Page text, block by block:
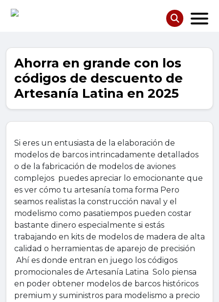
Ahorra en grande con los
códigos de descuento de
Artesanía Latina en 2025
Si eres un entusiasta de la elaboración de
modelos de barcos intrincadamente detallados
o de la fabricación de modelos de aviones
complejos puedes apreciar lo emocionante que
es ver cómo tu artesanía toma forma Pero
seamos realistas la construcción naval y el
modelismo como pasatiempos pueden costar
bastante dinero especialmente si estás
trabajando en kits de modelos de madera de alta
calidad o herramientas de aparejo de precisión
Ahí es donde entran en juego los códigos
promocionales de Artesanía Latina Solo piensa
en poder obtener modelos de barcos históricos
premium y suministros para modelismo a precio